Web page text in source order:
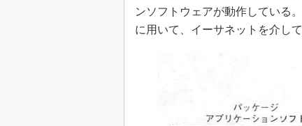
ンソフトウェアが動作している
に用いて、イーサネットを介し